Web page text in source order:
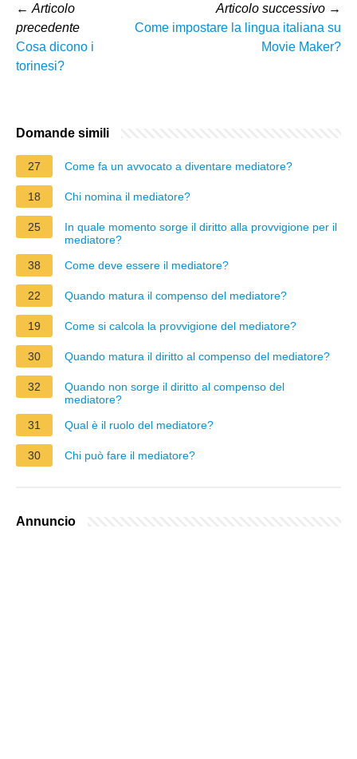
← Articolo
precedente
Cosa dicono i
torinesi?
Articolo successivo →
Come impostare la lingua italiana su
Movie Maker?
Domande simili
27 Come fa un avvocato a diventare mediatore?
18 Chi nomina il mediatore?
25
In quale momento sorge il diritto alla provvigione per il
mediatore?
38
Come deve essere il mediatore?
22 Quando matura il compenso del mediatore?
19 Come si calcola la provvigione del mediatore?
30 Quando matura il diritto al compenso del mediatore?
32
Quando non sorge il diritto al compenso del
mediatore?
31
Qual è il ruolo del mediatore?
30 Chi può fare il mediatore?
Annuncio